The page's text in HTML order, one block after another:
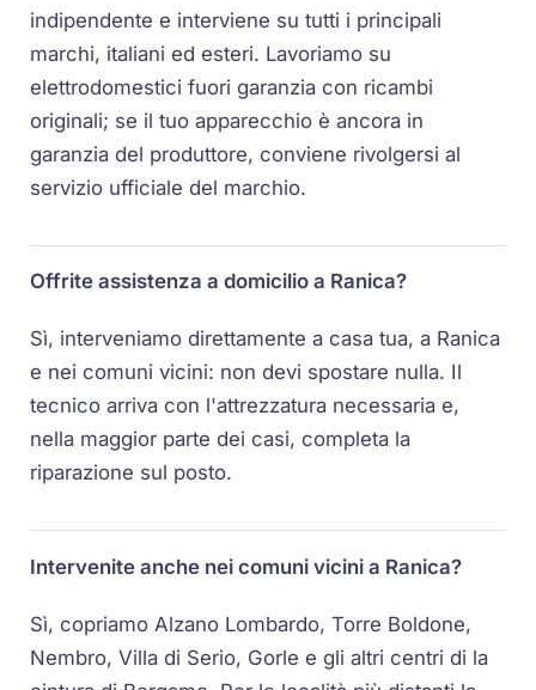
indipendente e interviene su tutti i principali
marchi, italiani ed esteri. Lavoriamo su
elettrodomestici fuori garanzia con ricambi
originali; se il tuo apparecchio è ancora in
garanzia del produttore, conviene rivolgersi al
servizio ufficiale del marchio.
Offrite assistenza a domicilio a Ranica?
Sì, interveniamo direttamente a casa tua, a Ranica
e nei comuni vicini: non devi spostare nulla. Il
tecnico arriva con l'attrezzatura necessaria e,
nella maggior parte dei casi, completa la
riparazione sul posto.
Intervenite anche nei comuni vicini a Ranica?
Sì, copriamo Alzano Lombardo, Torre Boldone,
Nembro, Villa di Serio, Gorle e gli altri centri di la